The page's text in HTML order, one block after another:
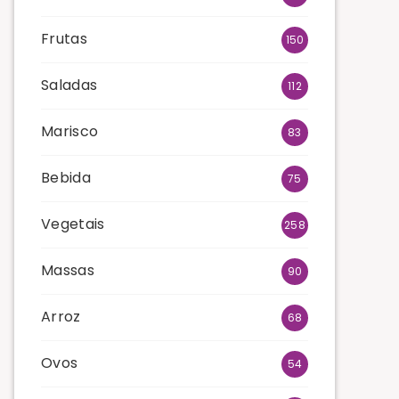
Frutas 150
Saladas 112
Marisco 83
Bebida 75
Vegetais 258
Massas 90
Arroz 68
Ovos 54